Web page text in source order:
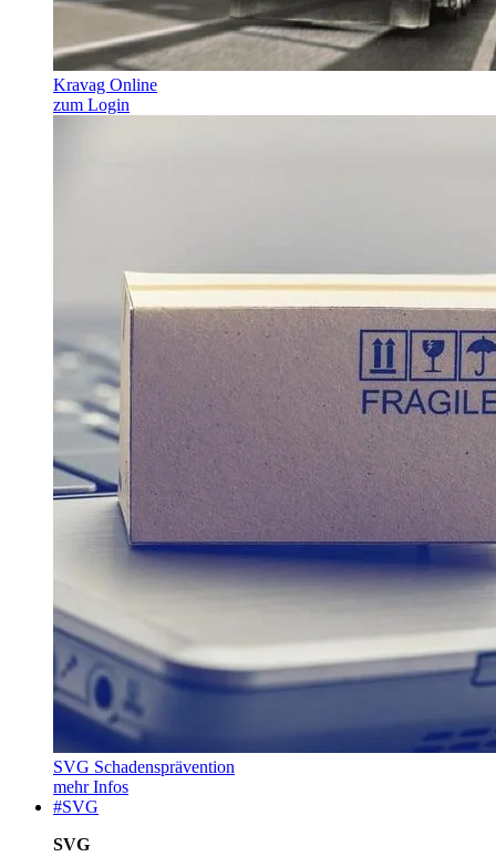
Kravag Online
zum Login
SVG Schadensprävention
mehr Infos
#SVG
SVG